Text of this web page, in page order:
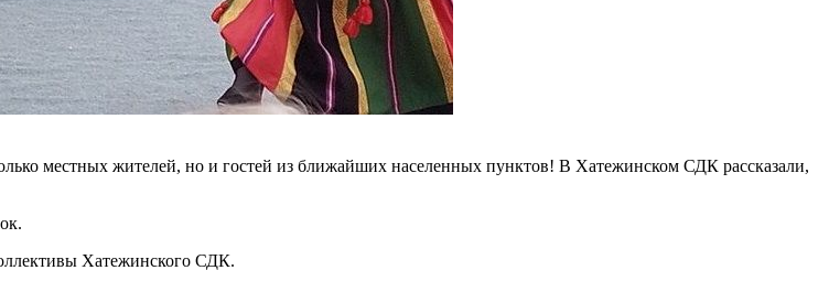
местных жителей, но и гостей из ближайших населенных пунктов! В Хатежинском СДК рассказали,
Хатежинского СДК.